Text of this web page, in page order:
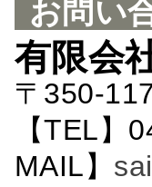
お問い
有限会
〒350-
【TEL
MAIL】